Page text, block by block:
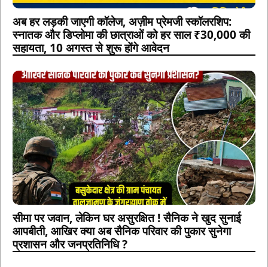
अब हर लड़की जाएगी कॉलेज, अज़ीम प्रेमजी स्कॉलरशिप:
स्नातक और डिप्लोमा की छात्राओं को हर साल ₹30,000 की
सहायता, 10 अगस्त से शुरू होंगे आवेदन
सीमा पर जवान, लेकिन घर असुरक्षित ! सैनिक ने खुद सुनाई
आपबीती, आखिर क्या अब सैनिक परिवार की पुकार सुनेगा
प्रशासन और जनप्रतिनिधि ?